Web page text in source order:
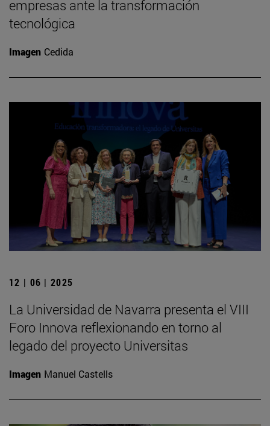
empresas ante la transformación
tecnológica
Imagen Cedida
12 | 06 | 2025
La Universidad de Navarra presenta el VIII
Foro Innova reflexionando en torno al
legado del proyecto Universitas
Imagen Manuel Castells